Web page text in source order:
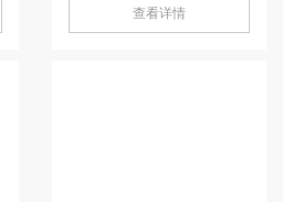
查看详情